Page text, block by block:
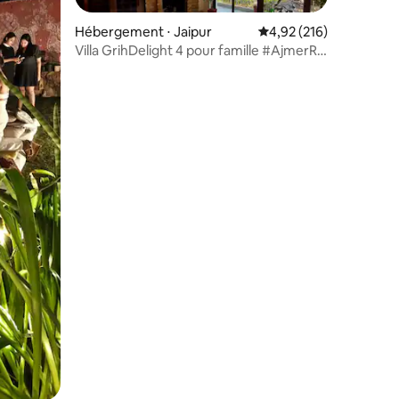
: 4,79 sur 5
Hébergement ⋅ Jaipur Évaluation moyenne
4,92 (216)
Villa GrihDelight 4 pour famille #AjmerRd